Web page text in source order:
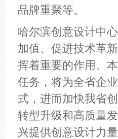
品牌重聚等。
哈尔滨创意设计中
加值、促进技术革
挥着重要的作用。
任务，将为全省企
式，进而加快我省
转型升级和高质量
兴提供创意设计力